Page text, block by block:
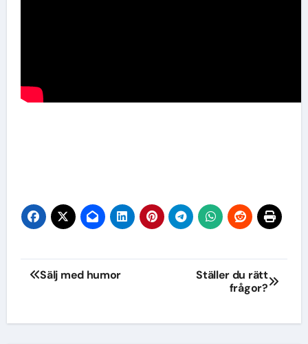
Inläggsnavigering
Sälj med humor
Ställer du rätt
frågor?